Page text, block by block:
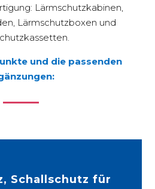
Lärmschutzkabinen,
Lärmschutzboxen und
und die passenden
Schallschutz für